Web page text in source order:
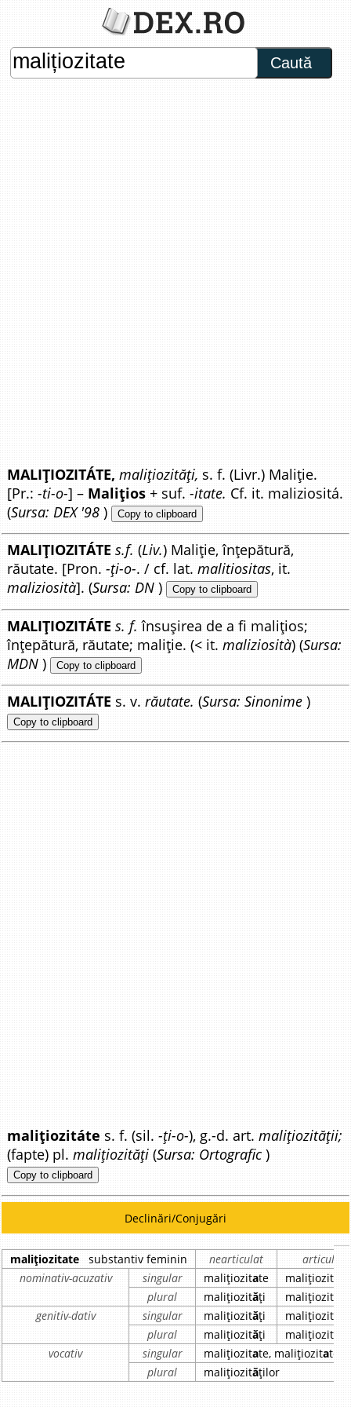
Caută
MALIȚIOZITÁTE, malițiozități, s. f. (Livr.) Maliție.
[Pr.:-ti-o-] – Malițios + suf.-itate. Cf. it. maliziositá.
(Sursa: DEX '98 ) Copy to clipboard
MALIȚIOZITÁTE s.f. (Liv.) Maliție, înțepătură,
răutate. [Pron.-ți-o-. / cf. lat.malitiositas, it.
maliziosità]. (Sursa: DN ) Copy to clipboard
MALIȚIOZITÁTE s. f. însușirea de a fi malițios;
înțepătură, răutate; maliție. (< it.maliziosità) (Sursa:
MDN ) Copy to clipboard
MALIȚIOZITÁTE s. v.răutate. (Sursa: Sinonime )
Copy to clipboard
malițiozitáte s. f. (sil.-ți-o-), g.-d. art.malițiozității;
(fapte) pl.malițiozități (Sursa: Ortografic )
Copy to clipboard
Declinări/Conjugări
malițiozitate substantiv feminin nearticulat
articulat
nominativ-acuzativ
singular malițiozitate malițiozit
plural
malițiozități malițiozit
genitiv-dativ
singular malițiozități malițiozit
plural
malițiozități malițiozit
vocativ
singular malițiozitate, malițiozitateo
plural
malițiozităților